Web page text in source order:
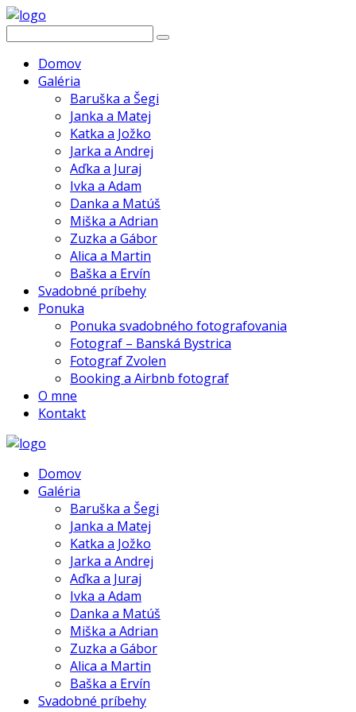
Domov
Galéria
Baruška a Šegi
Janka a Matej
Katka a Jožko
Jarka a Andrej
Aďka a Juraj
Ivka a Adam
Danka a Matúš
Miška a Adrian
Zuzka a Gábor
Alica a Martin
Baška a Ervín
Svadobné príbehy
Ponuka
Ponuka svadobného fotografovania
Fotograf – Banská Bystrica
Fotograf Zvolen
Booking a Airbnb fotograf
O mne
Kontakt
Domov
Galéria
Baruška a Šegi
Janka a Matej
Katka a Jožko
Jarka a Andrej
Aďka a Juraj
Ivka a Adam
Danka a Matúš
Miška a Adrian
Zuzka a Gábor
Alica a Martin
Baška a Ervín
Svadobné príbehy